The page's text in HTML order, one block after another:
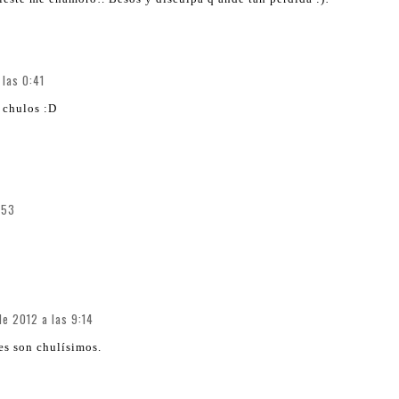
0:41
chulos :D
2012 a las 9:14
son chulísimos.